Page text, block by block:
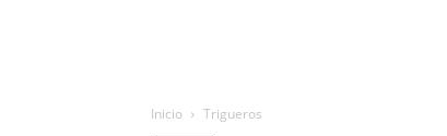
Inicio Trigueros